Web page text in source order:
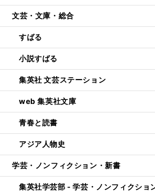
文芸・文庫・総合
すばる
小説すばる
集英社 文芸ステーション
web 集英社文庫
青春と読書
アジア人物史
学芸・ノンフィクション・新書
集英社学芸部 - 学芸・ノンフィクショ